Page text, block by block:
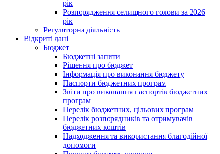
рік
Розпорядження селищного голови за 2026
рік
Регуляторна діяльність
Відкриті дані
Бюджет
Бюджетні запити
Рішення про бюджет
Інформація про виконання бюджету
Паспорти бюджетних програм
Звіти про виконання паспортів бюджетних
програм
Перелік бюджетних, цільових програм
Перелік розпорядників та отримувачів
бюджетних коштів
Надходження та використання благодійної
допомоги